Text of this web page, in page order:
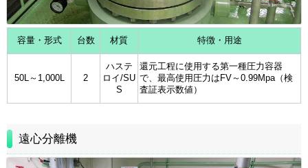
容量・形式 台数 材質 特徴・用途
50L～1,000L 2
ハステ
ロイ/SU
S
還元工程に使用する第一種圧力容器
で、最高使用圧力はFV～0.99Mpa（検
査証表示数値）
遠心分離機